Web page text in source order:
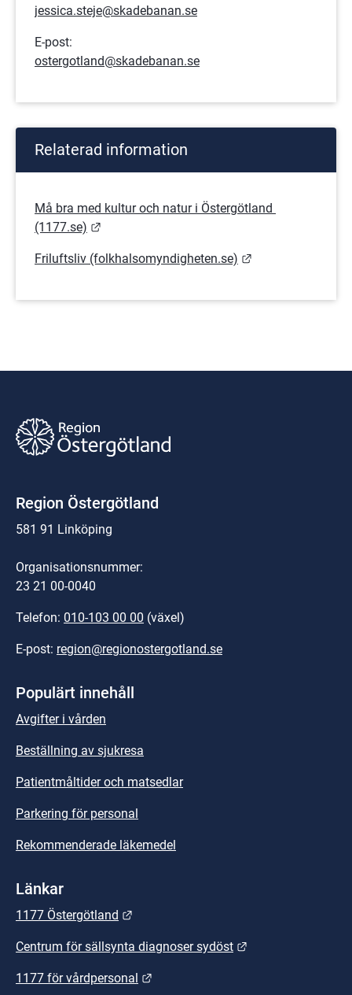
jessica.steje@skadebanan.se
E-post:
ostergotland@skadebanan.se
Relaterad information
Må bra med kultur och natur i Östergötland
(1177.se)
Friluftsliv (folkhalsomyndigheten.se)
Region Östergötland
581 91 Linköping
Organisationsnummer:
23 21 00-0040
Telefon: 010-103 00 00 (växel)
E-post: region@regionostergotland.se
Populärt innehåll
Avgifter i vården
Beställning av sjukresa
Patientmåltider och matsedlar
Parkering för personal
Rekommenderade läkemedel
Länkar
1177 Östergötland
Centrum för sällsynta diagnoser sydöst
1177 för vårdpersonal